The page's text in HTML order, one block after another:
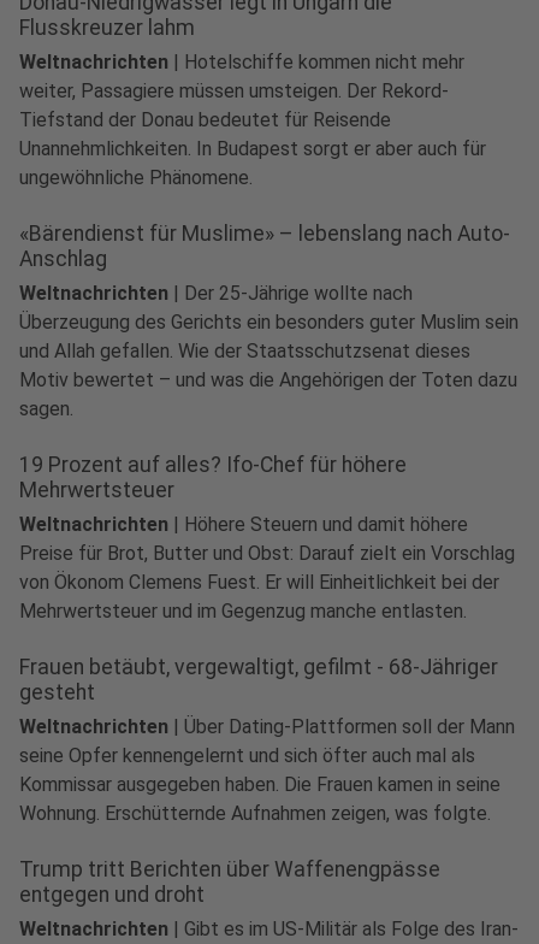
Flusskreuzer lahm
Weltnachrichten | Hotelschiffe kommen nicht mehr
weiter, Passagiere müssen umsteigen. Der Rekord-
Tiefstand der Donau bedeutet für Reisende
Unannehmlichkeiten. In Budapest sorgt er aber auch für
ungewöhnliche Phänomene.
«Bärendienst für Muslime» – lebenslang nach Auto-
Anschlag
Weltnachrichten | Der 25-Jährige wollte nach
Überzeugung des Gerichts ein besonders guter Muslim sein
und Allah gefallen. Wie der Staatsschutzsenat dieses
Motiv bewertet – und was die Angehörigen der Toten dazu
sagen.
19 Prozent auf alles? Ifo-Chef für höhere
Mehrwertsteuer
Weltnachrichten | Höhere Steuern und damit höhere
Preise für Brot, Butter und Obst: Darauf zielt ein Vorschlag
von Ökonom Clemens Fuest. Er will Einheitlichkeit bei der
Mehrwertsteuer und im Gegenzug manche entlasten.
Frauen betäubt, vergewaltigt, gefilmt - 68-Jähriger
gesteht
Weltnachrichten | Über Dating-Plattformen soll der Mann
seine Opfer kennengelernt und sich öfter auch mal als
Kommissar ausgegeben haben. Die Frauen kamen in seine
Wohnung. Erschütternde Aufnahmen zeigen, was folgte.
Trump tritt Berichten über Waffenengpässe
entgegen und droht
Weltnachrichten | Gibt es im US-Militär als Folge des Iran-